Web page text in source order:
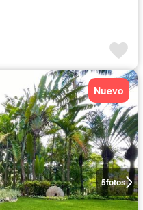
5fotos
Nuevo